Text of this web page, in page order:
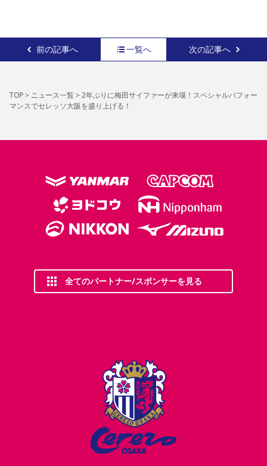
前の記事へ 一覧へ 次の記事へ
TOP> ニュース一覧> 2年ぶりに梅田サイファーが来場！スペシャルパフォー
マンスでセレッソ大阪を盛り上げる！
全てのパートナー/スポンサーを見る